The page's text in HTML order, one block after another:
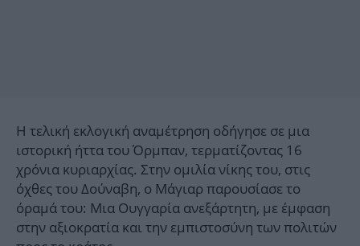
Η τελική εκλογική αναμέτρηση οδήγησε σε μια
ιστορική ήττα του Όρμπαν, τερματίζοντας 16
χρόνια κυριαρχίας. Στην ομιλία νίκης του, στις
όχθες του Δούναβη, ο Μάγιαρ παρουσίασε το
όραμά του: Μια Ουγγαρία ανεξάρτητη, με έμφαση
στην αξιοκρατία και την εμπιστοσύνη των πολιτών